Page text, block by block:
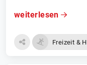
weiterlesen
Freizeit &